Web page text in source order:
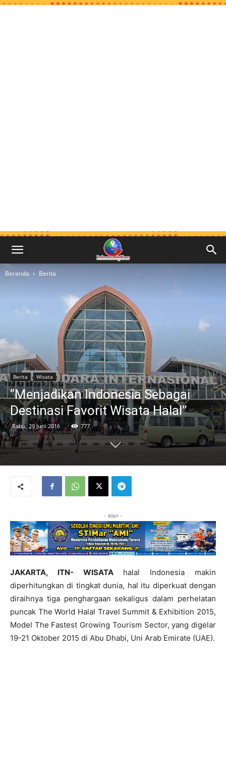
Beranda Berita
Berita Wisata
“Menjadikan Indonesia Sebagai
Destinasi Favorit Wisata Halal”
Rabu, 29 Juni 2016 777
- iklan -
JAKARTA, ITN- WISATAhalal Indonesia makin
diperhitungkan di tingkat dunia, hal itu diperkuat dengan
diraihnya tiga penghargaan sekaligus dalam perhelatan
puncak The World Halal Travel Summit & Exhibition 2015,
Model The Fastest Growing Tourism Sector, yang digelar
19-21 Oktober 2015 di Abu Dhabi, Uni Arab Emirate (UAE).